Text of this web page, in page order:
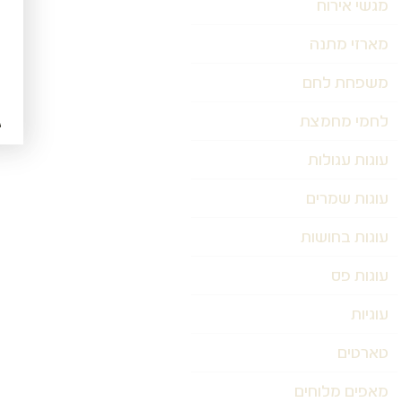
מגשי אירוח
מארזי מתנה
משפחת לחם
לחמי מחמצת
עוגות עגולות
עוגות שמרים
עוגות בחושות
עוגות פס
עוגיות
טארטים
מאפים מלוחים